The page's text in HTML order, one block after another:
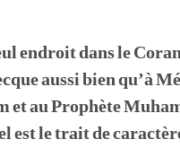
endroit dans le
aussi bien qu’à
et au Prophète
est le trait de